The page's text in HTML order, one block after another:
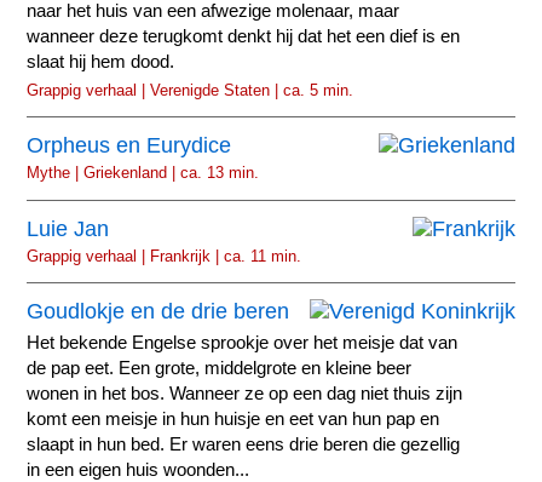
naar het huis van een afwezige molenaar, maar
wanneer deze terugkomt denkt hij dat het een dief is en
slaat hij hem dood.
Grappig verhaal | Verenigde Staten | ca. 5 min.
Orpheus en Eurydice
Mythe | Griekenland | ca. 13 min.
Luie Jan
Grappig verhaal | Frankrijk | ca. 11 min.
Goudlokje en de drie beren
Het bekende Engelse sprookje over het meisje dat van
de pap eet. Een grote, middelgrote en kleine beer
wonen in het bos. Wanneer ze op een dag niet thuis zijn
komt een meisje in hun huisje en eet van hun pap en
slaapt in hun bed. Er waren eens drie beren die gezellig
in een eigen huis woonden...